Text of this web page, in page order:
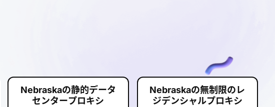
Nebraskaの静的データ
センタープロキシ
Nebraskaの無制限のレ
ジデンシャルプロキシ